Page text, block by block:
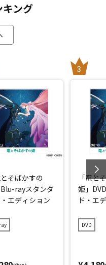
ング
とそばかすの
rayスタンダ
エディション
「竜と
姫」
ド・エ
DVD